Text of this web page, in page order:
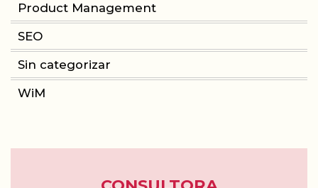
PRODUCT MANAGEMENT
Product Management
SEO
Sin categorizar
WiM